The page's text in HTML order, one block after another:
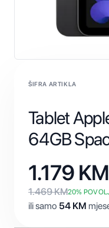
ŠIFRA ARTIKLA
Tablet
64GB
1.179 KM
1.469KM20%
ili samo 54 KM